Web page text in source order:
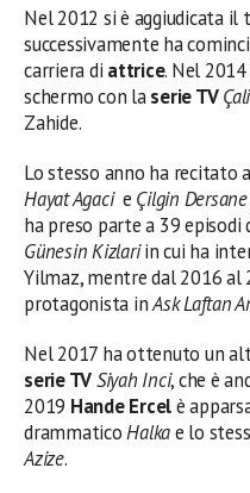
Nel 2012 si è aggiudicata il
successivamente ha
carriera di attrice. Nel
schermo con laserie TV
Zahide.
Lo stesso anno ha recitato
Hayat Agaci e Çilgin
ha preso parte a 39
Günesin Kizlariin cui ha
Yilmaz, mentre dal 2016 al
protagonista inAsk Laftan
Nel 2017 ha ottenuto un
serie TVSiyah Inci, che è
2019 Hande Ercelè
drammaticoHalkae lo
Azize.